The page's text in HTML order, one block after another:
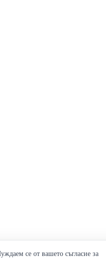
се от вашето съгласие за